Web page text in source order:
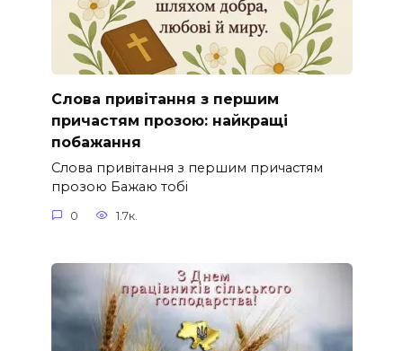
Слова привітання з першим
причастям прозою: найкращі
побажання
Слова привітання з першим причастям
прозою Бажаю тобі
0 1.7к.